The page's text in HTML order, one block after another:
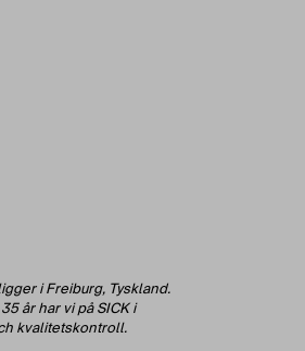
i Freiburg, Tyskland.
år har vi på SICK i
kvalitetskontroll.